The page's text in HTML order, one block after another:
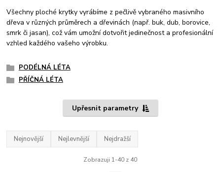
Všechny ploché krytky vyrábíme z pečlivě vybraného masivního
dřeva v různých průměrech a dřevinách (např. buk, dub, borovice,
smrk či jasan), což vám umožní dotvořit jedinečnost a profesionální
vzhled každého vašeho výrobku.
PODÉLNÁ LÉTA
PŘÍČNÁ LÉTA
Upřesnit parametry
Nejnovější Nejlevnější Nejdražší
Zobrazuji 1-40 z 40